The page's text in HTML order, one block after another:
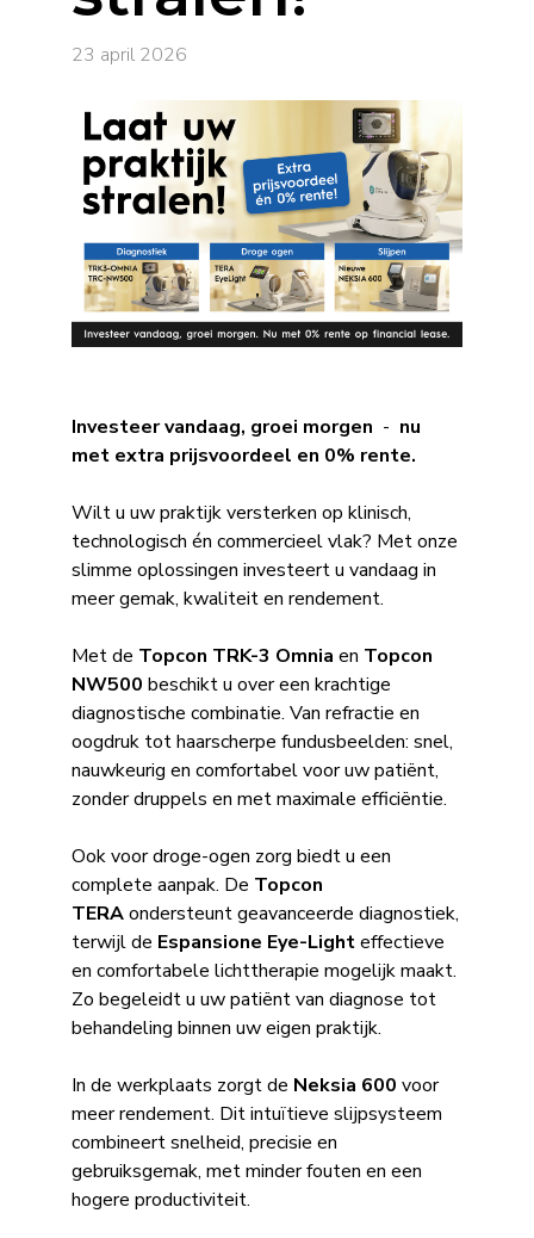
23 april 2026
Investeer vandaag, groei morgen - nu
met extra prijsvoordeel en 0% rente.
Wilt u uw praktijk versterken op klinisch,
technologisch én commercieel vlak? Met onze
slimme oplossingen investeert u vandaag in
meer gemak, kwaliteit en rendement.
Met de Topcon TRK-3 Omnia en Topcon
NW500 beschikt u over een krachtige
diagnostische combinatie. Van refractie en
oogdruk tot haarscherpe fundusbeelden: snel,
nauwkeurig en comfortabel voor uw patiënt,
zonder druppels en met maximale efficiëntie.
Ook voor droge-ogen zorg biedt u een
complete aanpak. De Topcon
TERAondersteunt geavanceerde diagnostiek,
terwijl de Espansione Eye-Lighteffectieve
en comfortabele lichttherapie mogelijk maakt.
Zo begeleidt u uw patiënt van diagnose tot
behandeling binnen uw eigen praktijk.
In de werkplaats zorgt de Neksia 600 voor
meer rendement. Dit intuïtieve slijpsysteem
combineert snelheid, precisie en
gebruiksgemak, met minder fouten en een
hogere productiviteit.